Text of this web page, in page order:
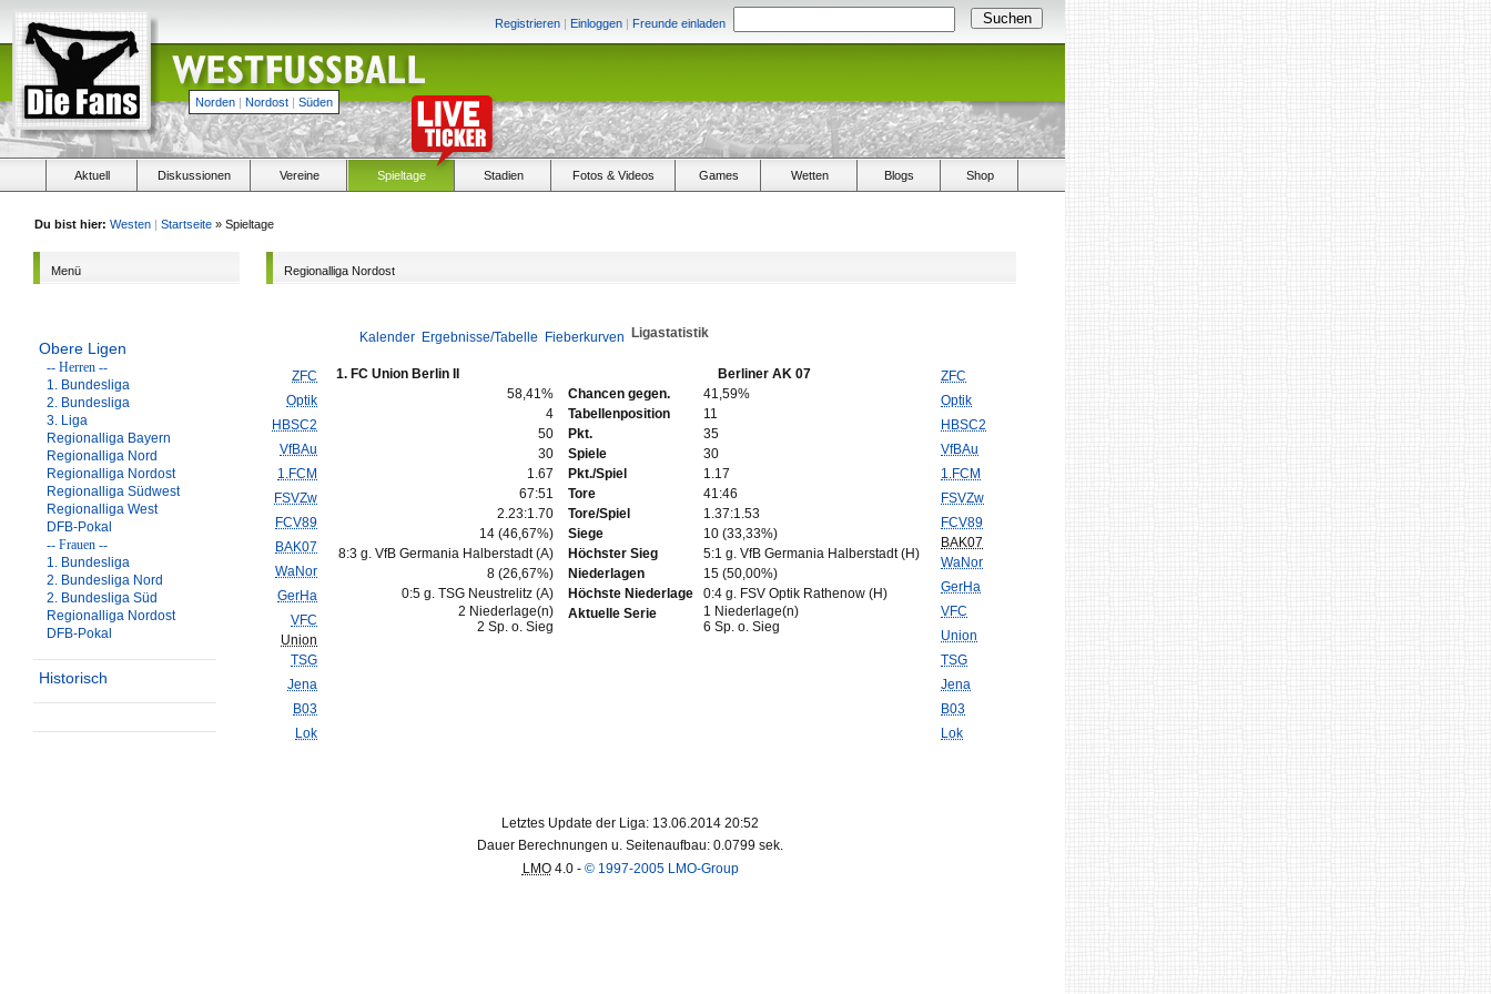
Registrieren | Einloggen | Freunde einladen
Norden | Nordost | Süden
Aktuell Diskussionen Vereine Spieltage Stadien Fotos & Videos Games Wetten Blogs Shop
Du bist hier: Westen | Startseite » Spieltage
Menü
Obere Ligen
-- Herren --
1. Bundesliga
2. Bundesliga
3. Liga
Regionalliga Bayern
Regionalliga Nord
Regionalliga Nordost
Regionalliga Südwest
Regionalliga West
DFB-Pokal
-- Frauen --
1. Bundesliga
2. Bundesliga Nord
2. Bundesliga Süd
Regionalliga Nordost
DFB-Pokal
Historisch
Regionalliga Nordost
Kalender Ergebnisse/Tabelle Fieberkurven Ligastatistik
ZFC
Optik
HBSC2
VfBAu
1.FCM
FSVZw
FCV89
BAK07
WaNor
GerHa
VFC
Union
TSG
Jena
B03
Lok
1. FC Union Berlin II
Berliner AK 07
58,41%
Chancen gegen.
41,59%
4
Tabellenposition
11
50
Pkt.
35
30
Spiele
30
1.67
Pkt./Spiel
1.17
67:51
Tore
41:46
2.23:1.70
Tore/Spiel
1.37:1.53
14 (46,67%)
Siege
10 (33,33%)
8:3 g. VfB Germania Halberstadt (A)
Höchster Sieg
5:1 g. VfB Germania Halberstadt (H)
8 (26,67%)
Niederlagen
15 (50,00%)
0:5 g. TSG Neustrelitz (A)
Höchste Niederlage
0:4 g. FSV Optik Rathenow (H)
2 Niederlage(n)
2 Sp. o. Sieg
Aktuelle Serie
1 Niederlage(n)
6 Sp. o. Sieg
ZFC
Optik
HBSC2
VfBAu
1.FCM
FSVZw
FCV89
BAK07
WaNor
GerHa
VFC
Union
TSG
Jena
B03
Lok
Letztes Update der Liga: 13.06.2014 20:52
Dauer Berechnungen u. Seitenaufbau: 0.0799 sek.
LMO4.0 - © 1997-2005 LMO-Group